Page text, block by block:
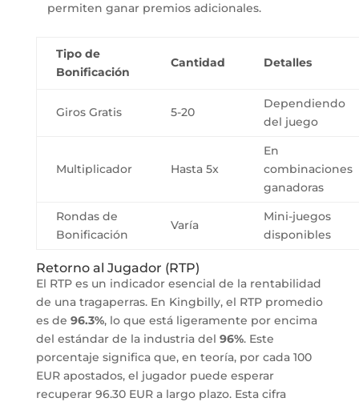
permiten ganar premios adicionales.
Tipo de
Bonificación
Cantidad Detalles
Giros Gratis 5-20
Dependiendo
del juego
Multiplicador Hasta 5x
En
combinaciones
ganadoras
Rondas de
Bonificación
Varía
Mini-juegos
disponibles
Retorno al Jugador (RTP)
El RTP es un indicador esencial de la rentabilidad
de una tragaperras. En Kingbilly, el RTP promedio
es de 96.3%, lo que está ligeramente por encima
del estándar de la industria del 96%. Este
porcentaje significa que, en teoría, por cada 100
EUR apostados, el jugador puede esperar
recuperar 96.30 EUR a largo plazo. Esta cifra